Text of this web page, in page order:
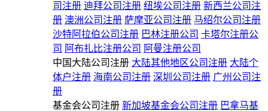
司注册 迪拜公司注册 纽埃公司注册 新西兰公司注
册 澳洲公司注册 萨摩亚公司注册 马绍尔公司注册
沙特阿拉伯公司注册 巴林注册公司 卡塔尔注册公
司 阿布扎比注册公司 阿曼注册公司
中国大陆公司注册 大陆其他地区公司注册 大陆个
体户注册 海南公司注册 深圳公司注册 广州公司注
册
基金会公司注册 新加坡基金会公司注册 巴拿马基